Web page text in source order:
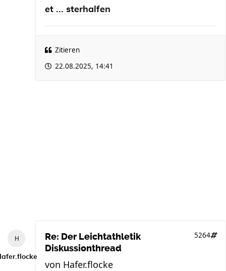
et ... sterhalfen
Zitieren
22.08.2025, 14:41
Re: Der Leichtathletik
Diskussionthread
5264
von Hafer.flocke